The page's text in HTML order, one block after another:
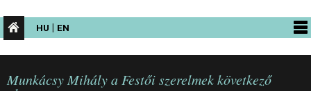
HU | EN
PROGRAMOK
KIÁLLÍTÁSOK
Munkácsy Mihály a Festői szerelmek következő